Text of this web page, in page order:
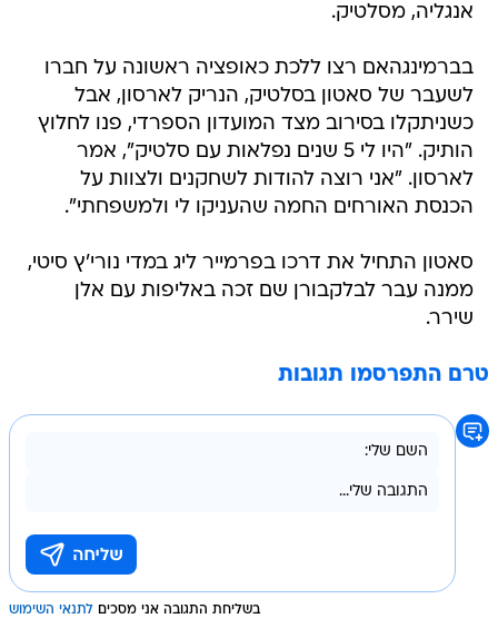
אנגליה, מסלטיק.
בברמינגהאם רצו ללכת כאופציה ראשונה על חברו
לשעבר של סאטון בסלטיק, הנריק לארסון, אבל
כשניתקלו בסירוב מצד המועדון הספרדי, פנו לחלוץ
הותיק. "היו לי 5 שנים נפלאות עם סלטיק", אמר
לארסון. "אני רוצה להודות לשחקנים ולצוות על
הכנסת האורחים החמה שהעניקו לי ולמשפחתי".
סאטון התחיל את דרכו בפרמייר ליג במדי נורי'ץ סיטי,
ממנה עבר לבלקבורן שם זכה באליפות עם אלן
שירר.
טרם התפרסמו תגובות
בשליחת התגובה אני מסכים לתנאי השימוש